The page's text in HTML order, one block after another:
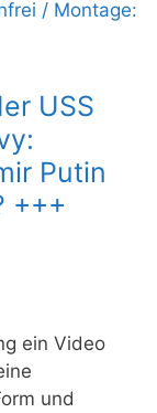
USS
Putin
+++
ein Video
und